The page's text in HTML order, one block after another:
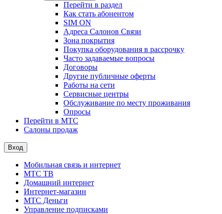
Перейти в раздел
Как стать абонентом
SIM ON
Адреса Салонов Связи
Зона покрытия
Покупка оборудования в рассрочку
Часто задаваемые вопросы
Договоры
Другие публичные оферты
Работы на сети
Сервисные центры
Обслуживание по месту проживания
Опросы
Перейти в МТС
Салоны продаж
Вход
Мобильная связь и интернет
МТС ТВ
Домашний интернет
Интернет-магазин
МТС Деньги
Управление подписками